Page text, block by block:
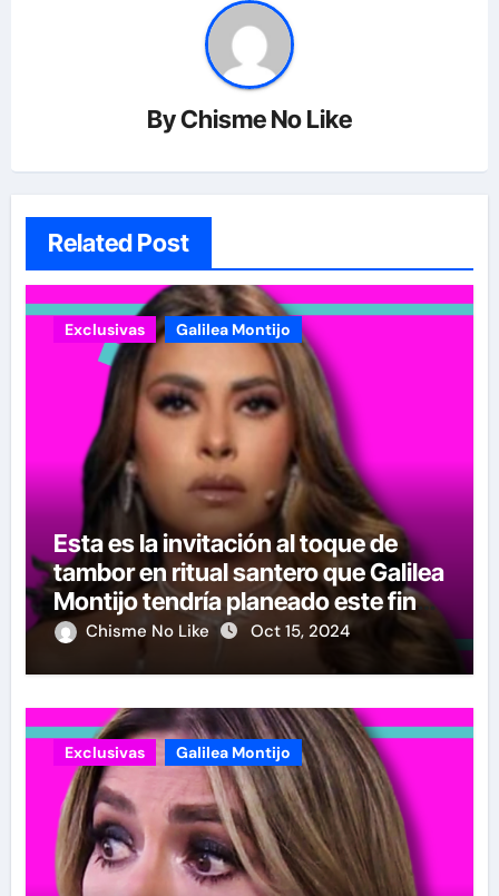
ByChisme No Like
Related Post
Exclusivas Galilea Montijo
Esta es la invitación al toque de
tambor en ritual santero que Galilea
Montijo tendría planeado este fin
de semana en Acapulco
Chisme No Like Oct 15, 2024
Exclusivas Galilea Montijo